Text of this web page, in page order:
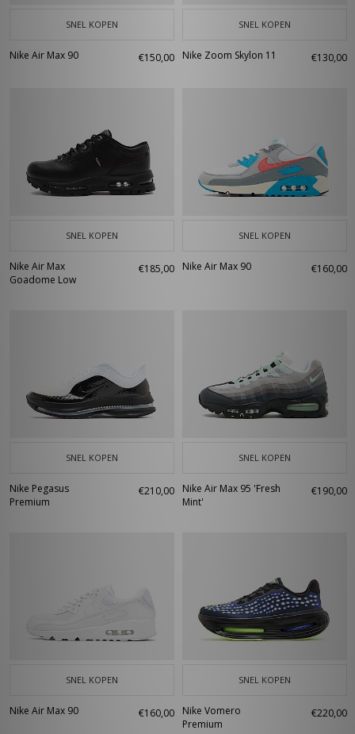
SNEL KOPEN
Nike Air Max 90 €150,00
SNEL KOPEN
Nike Zoom Skylon 11 €130,00
SNEL KOPEN
Nike Air Max
Goadome Low
€185,00
SNEL KOPEN
Nike Air Max 90 €160,00
SNEL KOPEN
Nike Pegasus
Premium
€210,00
SNEL KOPEN
Nike Air Max 95 'Fresh
Mint'
€190,00
SNEL KOPEN
Nike Air Max 90 €160,00
SNEL KOPEN
Nike Vomero
Premium
€220,00